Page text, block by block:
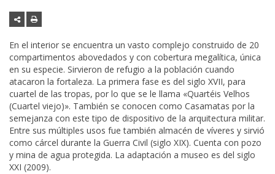
En el interior se encuentra un vasto complejo construido de 20
compartimentos abovedados y con cobertura megalítica, única
en su especie. Sirvieron de refugio a la población cuando
atacaron la fortaleza. La primera fase es del siglo XVII, para
cuartel de las tropas, por lo que se le llama «Quartéis Velhos
(Cuartel viejo)». También se conocen como Casamatas por la
semejanza con este tipo de dispositivo de la arquitectura militar.
Entre sus múltiples usos fue también almacén de víveres y sirvió
como cárcel durante la Guerra Civil (siglo XIX). Cuenta con pozo
y mina de agua protegida. La adaptación a museo es del siglo
XXI (2009).